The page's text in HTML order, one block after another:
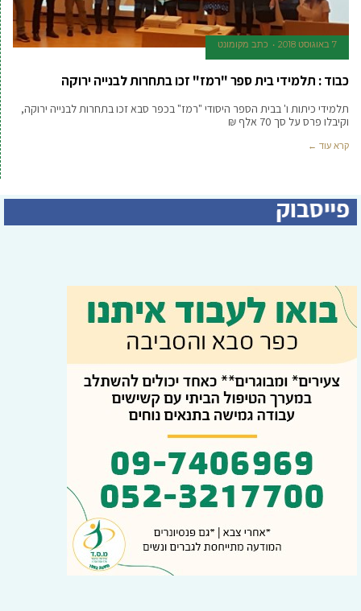
7 באוגוסט 2018 כתב מקומונט
כבוד : תלמידי בית ספר "רמז" זכו בתחרות לבנייה ירוקה
תלמידי כיתות ו' בבית הספר היסודי "רמז" בכפר סבא זכו בתחרות לבנייה ירוקה,
וקיבלו פרס על סך 70 אלף ₪
קרא עוד ←